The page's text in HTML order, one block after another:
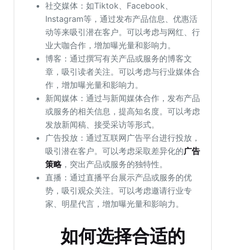
社交媒体：如Tiktok、Facebook、
Instagram等，通过发布产品信息、优惠活
动等来吸引潜在客户。可以考虑与网红、行
业大咖合作，增加曝光量和影响力。
博客：通过撰写有关产品或服务的博客文
章，吸引读者关注。可以考虑与行业媒体合
作，增加曝光量和影响力。
新闻媒体：通过与新闻媒体合作，发布产品
或服务的相关信息，提高知名度。可以考虑
发放新闻稿、接受采访等形式。
广告投放：通过互联网广告平台进行投放，
吸引潜在客户。可以考虑采取差异化的广告
策略，突出产品或服务的独特性。
直播：通过直播平台展示产品或服务的优
势，吸引观众关注。可以考虑邀请行业专
家、明星代言，增加曝光量和影响力。
如何选择合适的